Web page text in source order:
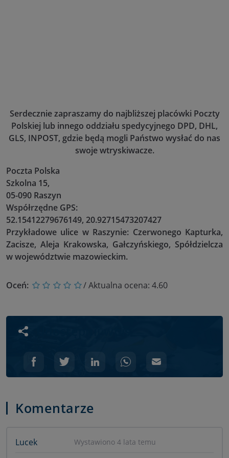
Serdecznie zapraszamy do najbliższej placówki Poczty
Polskiej lub innego oddziału spedycyjnego DPD, DHL,
GLS, INPOST, gdzie będą mogli Państwo wysłać do nas
swoje wtryskiwacze.
Poczta Polska
Szkolna 15,
05-090 Raszyn
Współrzędne GPS:
52.15412279676149, 20.92715473207427
Przykładowe ulice w Raszynie: Czerwonego Kapturka,
Zacisze, Aleja Krakowska, Gałczyńskiego, Spółdzielcza
w województwie mazowieckim.
Oceń: / Aktualna ocena: 4.60
Komentarze
Lucek Wystawiono 4 lata temu